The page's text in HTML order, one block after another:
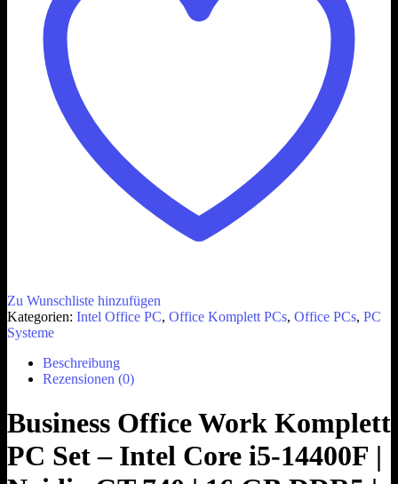
Zu Wunschliste hinzufügen
Kategorien: Intel Office PC, Office Komplett PCs, Office PCs, PC
Systeme
Beschreibung
Rezensionen (0)
Business Office Work Komplett
PC Set – Intel Core i5-14400F |